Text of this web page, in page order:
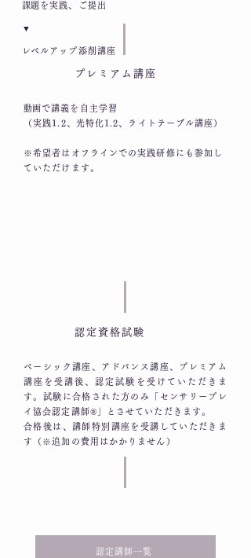
​課題を実践、ご提出
​▼
​レベルアップ添削講座
プレミアム講座
​動画で講義を自主学習
（実践1.2、光特化1.2、ライトテーブル講座）
​※希望者はオフラインでの実践研修にも参加し
ていただけます。
認定資格試験
ベーシック講座、アドバンス講座、プレミアム
講座を受講後、認定試験を受けていただきま
す。試験に合格された方のみ「センサリープレ
イ協会認定講師®︎」とさせていただきます。
合格後は、講師特別講座を受講していただきま
す（※追加の費用はかかりません）
認定講師一覧